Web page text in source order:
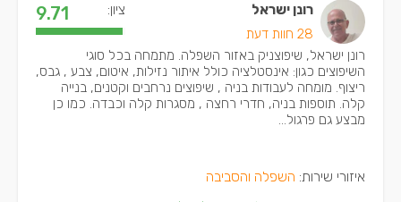
רונן ישראל
28 חוות דעת
ציון: 9.71
רונן ישראל, שיפוצניק באזור השפלה. מתמחה בכל סוגי
השיפוצים כגון: אינסטלציה כולל איתור נזילות, איטום, צבע , גבס,
ריצוף. מומחה לעבודות בניה , שיפוצים נרחבים וקטנים, בנייה
קלה. תוספות בניה, חדרי רחצה , מסגרות קלה וכבדה. כמו כן
מבצע גם פרגול...
איזורי שירות: השפלה והסביבה